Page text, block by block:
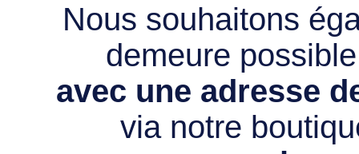
Nous souhaitons
demeure
avec une adresse
via notre